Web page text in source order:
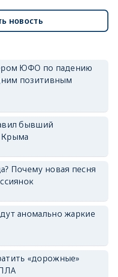
новость
ЮФО по падению
позитивным
бывший
Почему новая песня
аномально жаркие
«дорожные»